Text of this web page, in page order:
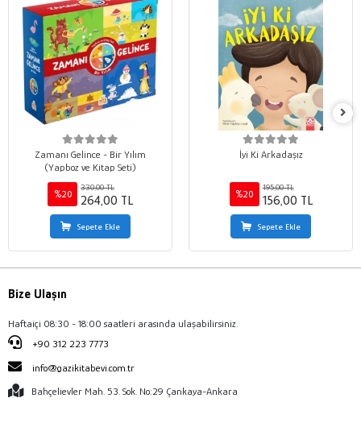
Zamanı Gelince - Bir Yılım
(Yapboz ve Kitap Seti)
%20
330,00 TL
264,00 TL
Sepete Ekle
İyi Ki Arkadaşız
%20
195,00 TL
156,00 TL
Sepete Ekle
Bize Ulaşın
Haftaiçi 08:30 - 18:00 saatleri arasında ulaşabilirsiniz.
+90 312 223 7773
info@gazikitabevi.com.tr
Bahçelievler Mah. 53. Sok. No:29 Çankaya-Ankara